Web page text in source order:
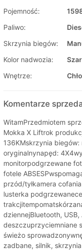
Pojemność:
Paliwo:
Skrzynia biegów:
Kolor nadwozia:
Wnętrze:
Komentarze
WitamPrzedmiotem
Mokka X Liftrok
136KMskrzynia
oryginalnynapęd:
monitorpodgrzewane
fotele
przód/tyłkamera
lusterka
dziennejBluetooth,
deszczuprzyciemniane
świeżo
zadbane, silnik,